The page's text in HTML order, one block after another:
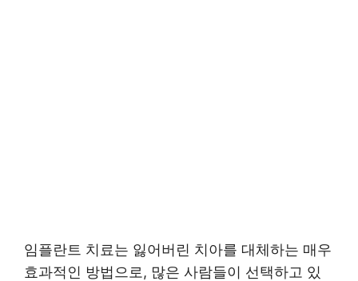
임플란트 치료는 잃어버린 치아를 대체하는 매우
효과적인 방법으로, 많은 사람들이 선택하고 있